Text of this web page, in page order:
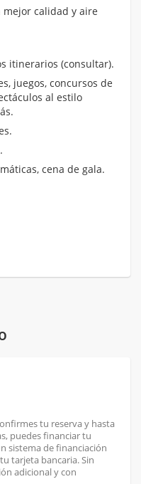
mejor calidad y aire
itinerarios (consultar).
juegos, concursos de
al estilo
cena de gala.
tu reserva y hasta
puedes financiar tu
sistema de financiación
tarjeta bancaria. Sin
adicional y con